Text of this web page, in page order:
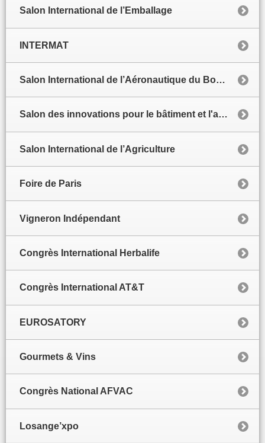
Salon International de l’Emballage
INTERMAT
Salon International de l’Aéronautique du Bourget
Salon des innovations pour le bâtiment et l'architecture
Salon International de l’Agriculture
Foire de Paris
Vigneron Indépendant
Congrès International Herbalife
Congrès International AT&T
EUROSATORY
Gourmets & Vins
Congrès National AFVAC
Losange’xpo